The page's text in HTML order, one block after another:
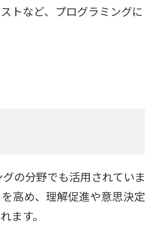
トなど、プログラミングに
の分野でも活用されていま
高め、理解促進や意思決定
ます。